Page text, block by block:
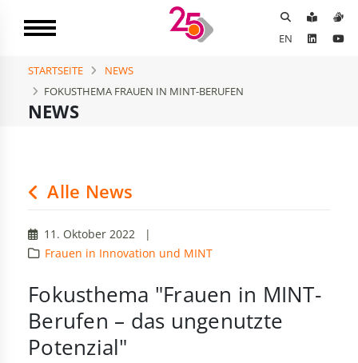
EN
NEWS
STARTSEITE
NEWS
FOKUSTHEMA FRAUEN IN MINT-BERUFEN
Alle News
11. Oktober 2022
|
Frauen in Innovation und MINT
Fokusthema "Frauen in MINT-
Berufen – das ungenutzte
Potenzial"